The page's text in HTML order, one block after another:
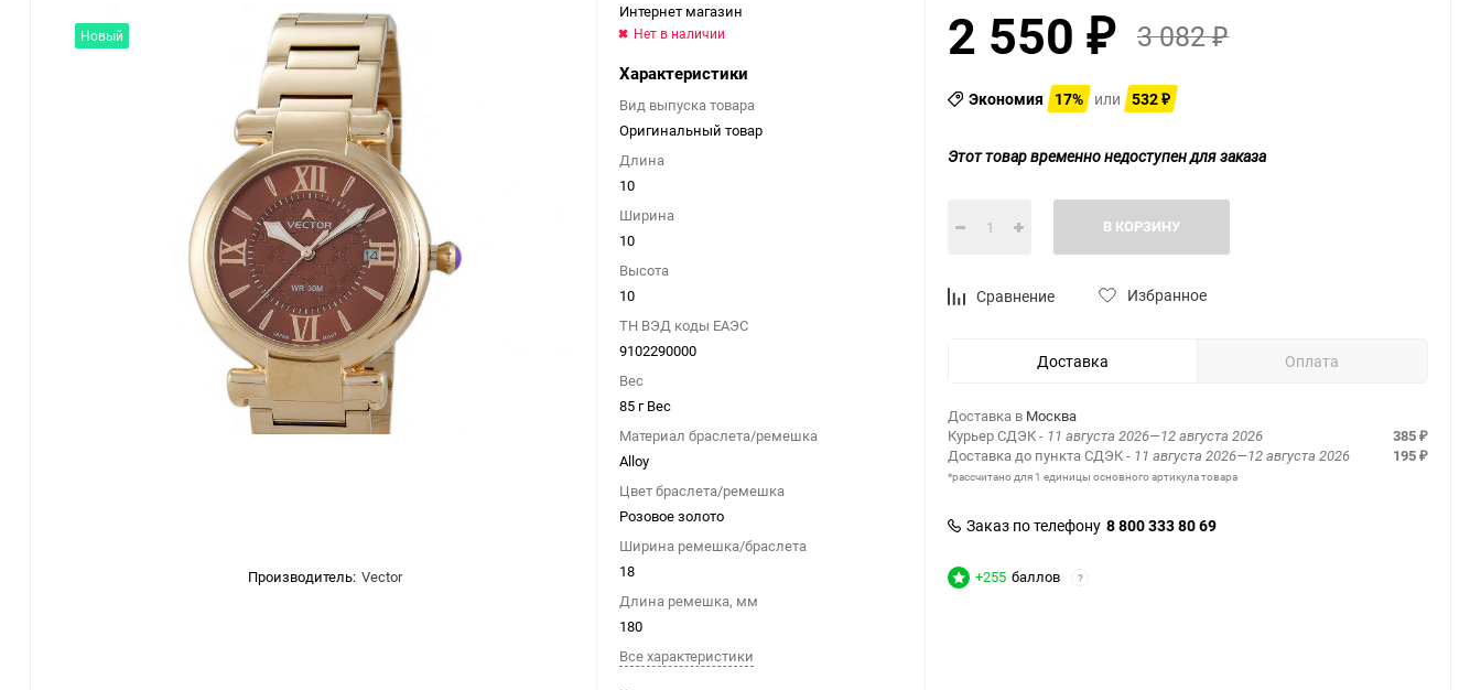
Новый
Производитель: Vector
Интернет магазин
Нет в наличии
Характеристики
Вид выпуска товара
Оригинальный товар
Длина
10
Ширина
10
Высота
10
ТН ВЭД коды ЕАЭС
9102290000
Вес
85 г Вес
Материал браслета/ремешка
Alloy
Цвет браслета/ремешка
Розовое золото
Ширина ремешка/браслета
18
Длина ремешка, мм
180
Все характеристики
2 550 ₽ 3 082₽
Экономия 17% или 532 ₽
Этот товар временно недоступен для заказа
В КОРЗИНУ
Сравнение Избранное
Доставка Оплата
Доставка в Москва
Курьер СДЭК- 11 августа 2026—12 августа 2026 385 ₽
Доставка до пункта СДЭК- 11 августа 2026—12 августа 2026 195 ₽
*рассчитано для 1 единицы основного артикула товара
Заказ по телефону 8 800 333 80 69
+255 баллов ?